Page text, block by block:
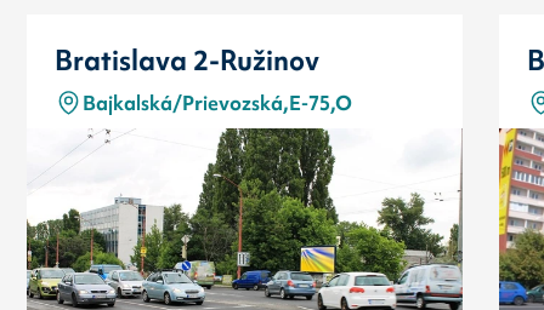
Bratislava 2-Ružinov
Bajkalská/Prievozská,E-75,O